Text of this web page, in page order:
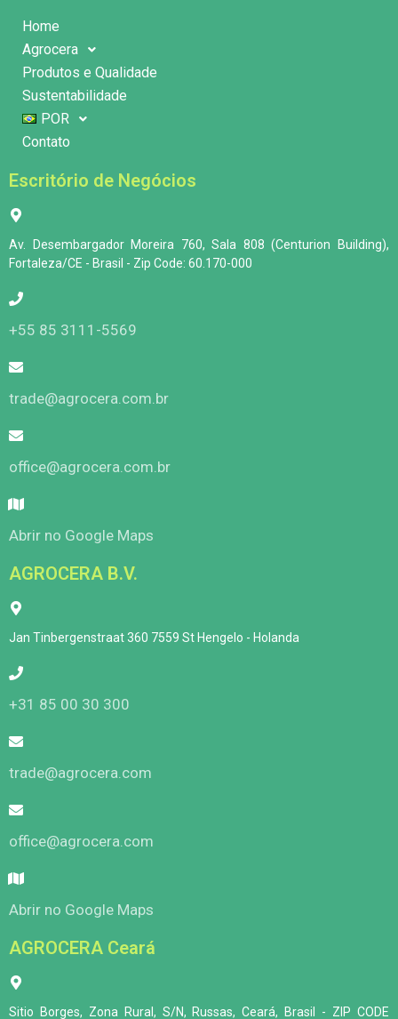
Home
Agrocera
Produtos e Qualidade
Sustentabilidade
POR
Contato
Escritório de Negócios
Av. Desembargador Moreira 760, Sala 808 (Centurion Building),
Fortaleza/CE - Brasil - Zip Code: 60.170-000
+55 85 3111-5569
trade@agrocera.com.br
office@agrocera.com.br
Abrir no Google Maps
AGROCERA B.V.
Jan Tinbergenstraat 360 7559 St Hengelo - Holanda
+31 85 00 30 300
trade@agrocera.com
office@agrocera.com
Abrir no Google Maps
AGROCERA Ceará
Sitio Borges, Zona Rural, S/N, Russas, Ceará, Brasil - ZIP CODE